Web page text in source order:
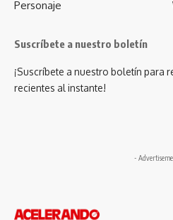
Personaje
Suscríbete a nuestro boletín
¡Suscríbete a nuestro boletín para
recientes al instante!
-